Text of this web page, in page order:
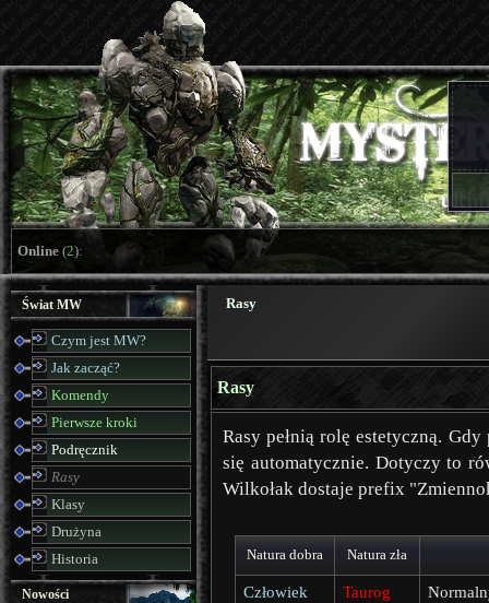
Online (2):
Świat MW
Czym jest MW?
Jak zacząć?
Komendy
Pierwsze kroki
Podręcznik
Rasy
Klasy
Drużyna
Historia
Nowości
Rasy
Rasy
Rasy pełnią rolę estetyczną.
się automatycznie. Dotyczy to
Wilkołak dostaje prefix
Natura dobra Natura zła
Człowiek Taurog